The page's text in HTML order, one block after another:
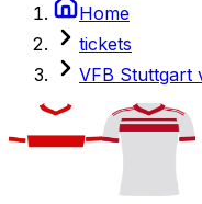
Home
tickets
VFB Stuttgart